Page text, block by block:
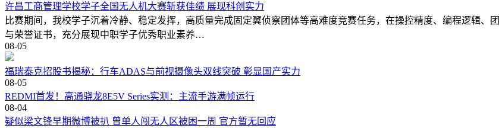
许昌工商管理学校学子全国无人机大赛斩获佳绩 展现科创实力
比赛期间，我校学子沉着冷静、稳定发挥，高质量完成固定翼侦察团体等高难度竞赛任务，在操控精度、编程逻辑
与荣誉证书，充分展现中职学子优秀职业素养…
08-05
福瑞泰克招股书揭秘：行车ADAS与前视摄像头双线突破 彰显国产实力
08-05
REDMI首发！高通骁龙8E5V Series实测：主流手游满帧运行
08-04
疑似梁文锋早期微博被扒 曾单人闯无人区被困一周 官方暂无回应